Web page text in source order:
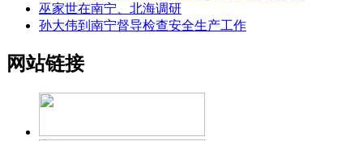
巫家世在南宁、北海调研
孙大伟到南宁督导检查安全生产工作
网站链接